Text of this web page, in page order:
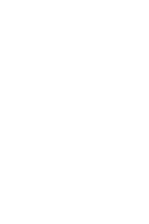
e non
Beta.
a
il proprio Invio
dei
forma e su
e in